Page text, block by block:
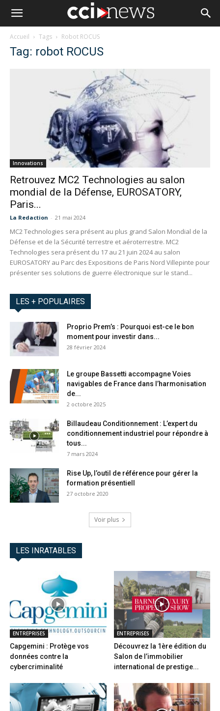
Accueil Tags Robot ROCUS
Tag: robot ROCUS
Innovations
Retrouvez MC2 Technologies au salon
mondial de la Défense, EUROSATORY,
Paris...
La Redaction - 21 mai 2024
MC2 Technologies sera présent au plus grand Salon Mondial de la
Défense et de la Sécurité terrestre et aéroterrestre. MC2
Technologies sera présent du 17 au 21 juin 2024 au salon
EUROSATORY au Parc des Expositions de Paris Nord Villepinte pour
présenter ses solutions de guerre électronique sur le stand...
LES + POPULAIRES
Proprio Prem’s : Pourquoi est-ce le bon
moment pour investir dans...
28 février 2024
Le groupe Bassetti accompagne Voies
navigables de France dans l’harmonisation
de...
2 octobre 2025
Billaudeau Conditionnement : L’expert du
conditionnement industriel pour répondre à
tous...
7 mars 2024
Rise Up, l’outil de référence pour gérer la
formation présentiell
27 octobre 2020
Voir plus
LES INRATABLES
ENTREPRISES
Capgemini : Protège vos
données contre la
cybercriminalité
ENTREPRISES
Découvrez la 1ère édition du
Salon de l’immobilier
international de prestige...